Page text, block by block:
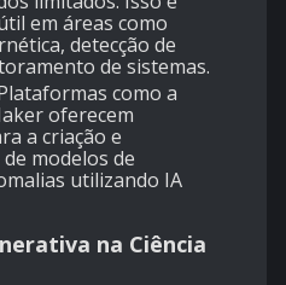
em áreas como
detecção de
de sistemas.
como a
oferecem
a criação e
modelos de
utilizando IA
na Ciência